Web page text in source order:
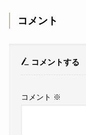
コメント
コメントする
コメント ※